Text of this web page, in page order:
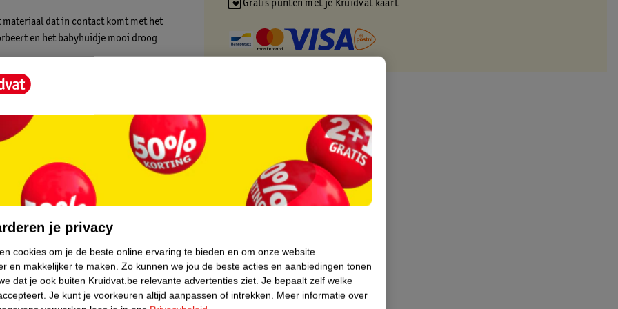
materiaal dat in contact komt met het
en het babyhuidje mooi droog
om de ecologische voetafdruk van
Bovendien is het onze eerste CO2-
Goed voor je kindje en een stukje
wij ons best om duurzaamheid beter
materialen die in contact komen
getest
CO2-neutraal. Waar dat nog niet lukt,
met de aanplant van bomen.
Gratis punten met je Kruidvat kaart
je privacy
cookies om je de beste online ervaring te bieden en om onze website
en makkelijker te maken. Zo kunnen we jou de beste acties en aanbiedingen tonen
dat je ook buiten Kruidvat.be relevante advertenties ziet. Je bepaalt zelf welke
Je kunt je voorkeuren altijd aanpassen of intrekken. Meer informatie over